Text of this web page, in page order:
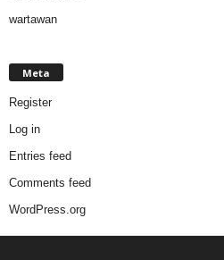
wartawan
Meta
Register
Log in
Entries feed
Comments feed
WordPress.org